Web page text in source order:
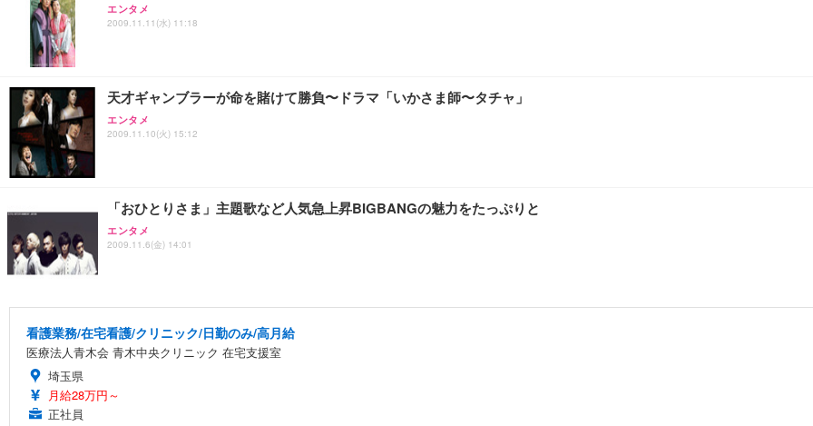
エンタメ
2009.11.11(水) 11:18
天才ギャンブラーが命を賭けて勝負〜ドラマ「いかさま師〜タチャ」
エンタメ
2009.11.10(火) 15:12
「おひとりさま」主題歌など人気急上昇BIGBANGの魅力をたっぷりと
エンタメ
2009.11.6(金) 14:01
看護業務/在宅看護/クリニック/日勤のみ/高月給
医療法人青木会 青木中央クリニック 在宅支援室
埼玉県
月給28万円～
正社員